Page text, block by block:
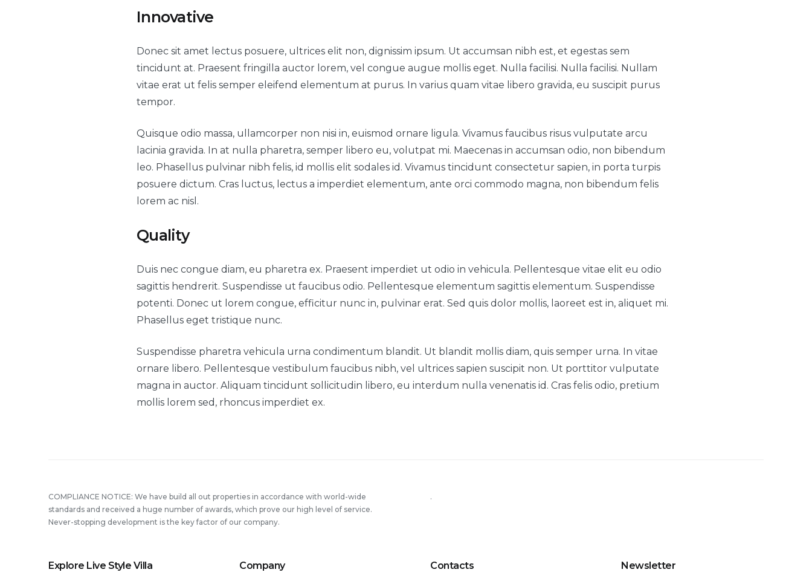
Innovative
Donec sit amet lectus posuere, ultrices elit non, dignissim ipsum. Ut accumsan nibh est, et egestas sem
tincidunt at. Praesent fringilla auctor lorem, vel congue augue mollis eget. Nulla facilisi. Nulla facilisi. Nullam
vitae erat ut felis semper eleifend elementum at purus. In varius quam vitae libero gravida, eu suscipit purus
tempor.
Quisque odio massa, ullamcorper non nisi in, euismod ornare ligula. Vivamus faucibus risus vulputate arcu
lacinia gravida. In at nulla pharetra, semper libero eu, volutpat mi. Maecenas in accumsan odio, non bibendum
leo. Phasellus pulvinar nibh felis, id mollis elit sodales id. Vivamus tincidunt consectetur sapien, in porta turpis
posuere dictum. Cras luctus, lectus a imperdiet elementum, ante orci commodo magna, non bibendum felis
lorem ac nisl.
Quality
Duis nec congue diam, eu pharetra ex. Praesent imperdiet ut odio in vehicula. Pellentesque vitae elit eu odio
sagittis hendrerit. Suspendisse ut faucibus odio. Pellentesque elementum sagittis elementum. Suspendisse
potenti. Donec ut lorem congue, efficitur nunc in, pulvinar erat. Sed quis dolor mollis, laoreet est in, aliquet mi.
Phasellus eget tristique nunc.
Suspendisse pharetra vehicula urna condimentum blandit. Ut blandit mollis diam, quis semper urna. In vitae
ornare libero. Pellentesque vestibulum faucibus nibh, vel ultrices sapien suscipit non. Ut porttitor vulputate
magna in auctor. Aliquam tincidunt sollicitudin libero, eu interdum nulla venenatis id. Cras felis odio, pretium
mollis lorem sed, rhoncus imperdiet ex.
COMPLIANCE NOTICE: We have build all out properties in accordance with world-wide
standards and received a huge number of awards, which prove our high level of service.
Never-stopping development is the key factor of our company.
.
Explore Live Style Villa Company Contacts Newsletter